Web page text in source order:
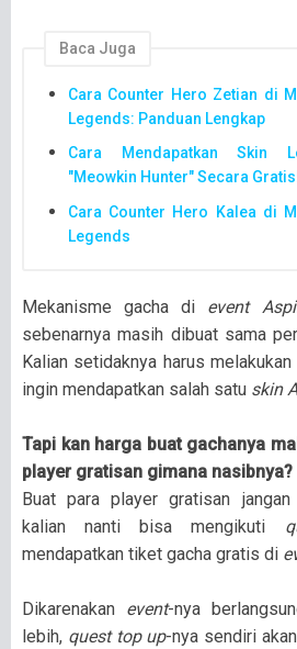
Baca Juga
Cara Counter Hero Zetian di
Legends: Panduan Lengkap
Cara Mendapatkan Skin
"Meowkin Hunter" Secara
Cara Counter Hero Kalea di
Legends
Mekanisme gacha di event
sebenarnya masih dibuat sama
Kalian setidaknya harus
ingin mendapatkan salah satu skin
Tapi kan harga buat gachanya
player gratisan gimana nasibnya?
Buat para player gratisan
kalian nanti bisa mengikuti
mendapatkan tiket gacha gratis di
Dikarenakan event-nya
lebih, quest top up-nya sendiri